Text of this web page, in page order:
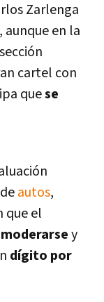
Zarlenga
en la
cartel con
quese
autos,
que el
moderarsey
dí­gito por